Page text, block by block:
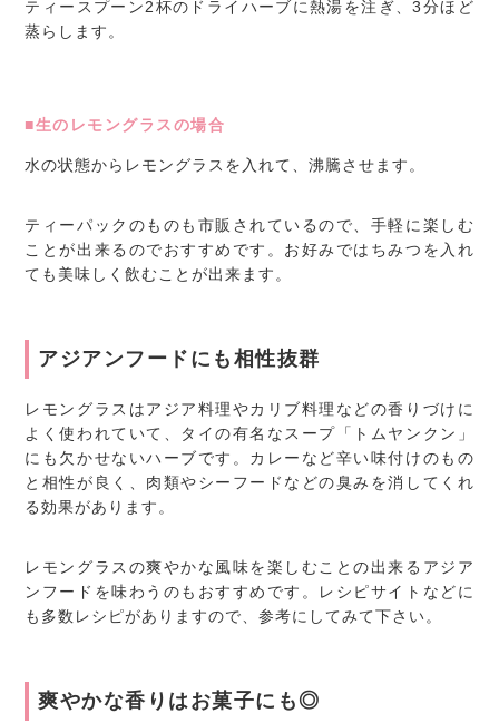
ティースプーン2杯のドライハーブに熱湯を注ぎ、3分ほど
蒸らします。
■生のレモングラスの場合
水の状態からレモングラスを入れて、沸騰させます。
ティーパックのものも市販されているので、手軽に楽しむ
ことが出来るのでおすすめです。お好みではちみつを入れ
ても美味しく飲むことが出来ます。
アジアンフードにも相性抜群
レモングラスはアジア料理やカリブ料理などの香りづけに
よく使われていて、タイの有名なスープ「トムヤンクン」
にも欠かせないハーブです。カレーなど辛い味付けのもの
と相性が良く、肉類やシーフードなどの臭みを消してくれ
る効果があります。
レモングラスの爽やかな風味を楽しむことの出来るアジア
ンフードを味わうのもおすすめです。レシピサイトなどに
も多数レシピがありますので、参考にしてみて下さい。
爽やかな香りはお菓子にも◎